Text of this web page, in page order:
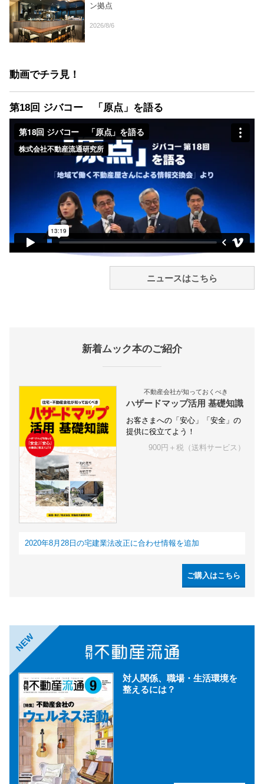
ン拠点
2026/8/6
動画でチラ見！
第18回 ジバコー 「原点」を語る
ニュースはこちら
新着ムック本のご紹介
不動産会社が知っておくべき
ハザードマップ活用 基礎知識
お客さまへの「安心」「安全」の
提供に役立てよう！
900円＋税（送料サービス）
2020年8月28日の宅建業法改正に合わせ情報を追加
ご購入はこちら
NEW
対人関係、職場・生活環境を
整えるには？